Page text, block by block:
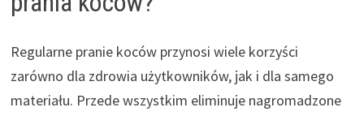
Regularne pranie koców przynosi wiele korzyści
zarówno dla zdrowia użytkowników, jak i dla samego
materiału. Przede wszystkim eliminuje nagromadzone